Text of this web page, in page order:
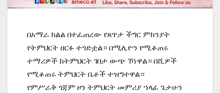
በአማራ ክልል በተፈጠረው የጸጥታ ችግር ምክንያት
የትምህርት ዘርፉ ተጎድቷል። በሚሊዮን የሚቆጠሩ
ተማሪዎች ከትምህርት ገበታ ውጭ ኾነዋል። በሺዎች
የሚቆጠሩ ትምህርት ቤቶች ተዝግተዋል።
የምሥራቅ ጎጃም ዞን ትምህርት መምሪያ ኀላፊ ጌታሁን